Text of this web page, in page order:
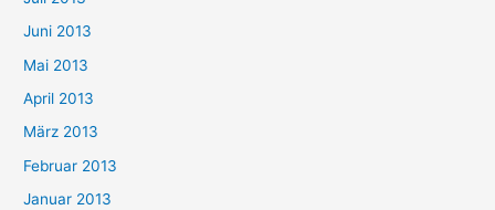
Juni 2013
Mai 2013
April 2013
März 2013
Februar 2013
Januar 2013